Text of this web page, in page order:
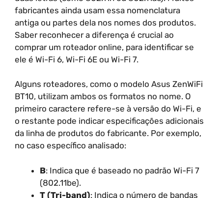
fabricantes ainda usam essa nomenclatura
antiga ou partes dela nos nomes dos produtos.
Saber reconhecer a diferença é crucial ao
comprar um roteador online, para identificar se
ele é Wi-Fi 6, Wi-Fi 6E ou Wi-Fi 7.
Alguns roteadores, como o modelo Asus ZenWiFi
BT10, utilizam ambos os formatos no nome. O
primeiro caractere refere-se à versão do Wi-Fi, e
o restante pode indicar especificações adicionais
da linha de produtos do fabricante. Por exemplo,
no caso específico analisado:
B: Indica que é baseado no padrão Wi-Fi 7
(802.11be).
T (Tri-band): Indica o número de bandas